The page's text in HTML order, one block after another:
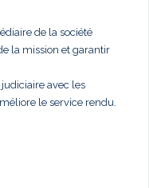
de la société
la mission et garantir
avec les
le service rendu.